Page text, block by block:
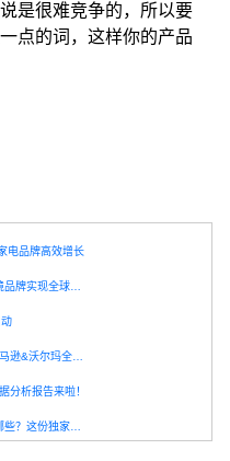
是很难竞争的，所以要
点的词，这样你的产品
电品牌高效增长
生成式 AI 驱动关键词与广告策略，助力跨境品牌实现全球增长突破
宠物和食品类目转化率赛新高！2023 Q3亚马逊&沃尔玛全球电商CPC数据发布！
分析报告来啦！
哪些类目转化率喜人？Q2 Top10搜索词是哪些？这份独家报告来解答！